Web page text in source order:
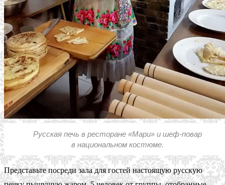
Русская печь в ресторане «Мари» и шеф-повар
в национальном костюме.
Представьте посреди зала для гостей настоящую русскую